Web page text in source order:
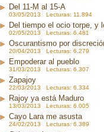
Del 11-M al 15-A
03/05/2013 Lecturas: 11.894
Del tiempo el ocio torpe, y
02/05/2013 Lecturas: 6.481
Oscurantismo por
20/04/2013 Lecturas: 6.279
Empoderar al pueblo
31/03/2013 Lecturas: 6.307
Zapajoy
22/03/2013 Lecturas: 6.334
Rajoy ya está Maduro
13/03/2013 Lecturas: 6.005
Cayo Lara me asusta
24/02/2013 Lecturas: 6.389